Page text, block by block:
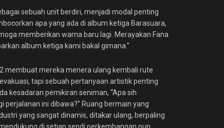
sebuah unit berdiri, menjadi modal penting
apa yang ada di album ketiga Barasuara,
memberikan warna baru lagi. Merayakan Fana
album ketiga kami bakal gimana.”
membuat mereka menera ulang kembali rute
tapi sebuah pertanyaan artistik penting
kesadaran pemikiran seniman, “Apa sih
perjalanan ini dibawa?” Ruang bermain yang
yang sangat dinamis, ditakar ulang, berpaling